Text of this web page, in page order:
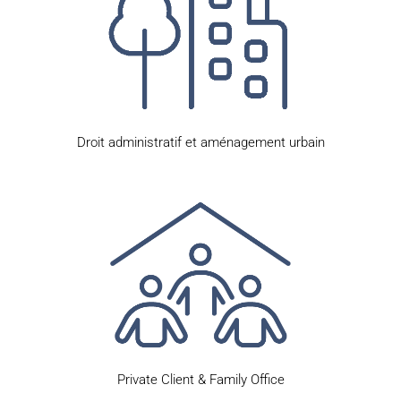
Droit administratif et aménagement urbain
Private Client & Family Office